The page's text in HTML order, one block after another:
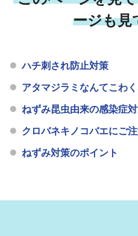
ージも見
ハチ刺され防止対策
アタマジラミなんてこわ
ねずみ昆虫由来の感染症
クロバネキノコバエにご
ねずみ対策のポイント